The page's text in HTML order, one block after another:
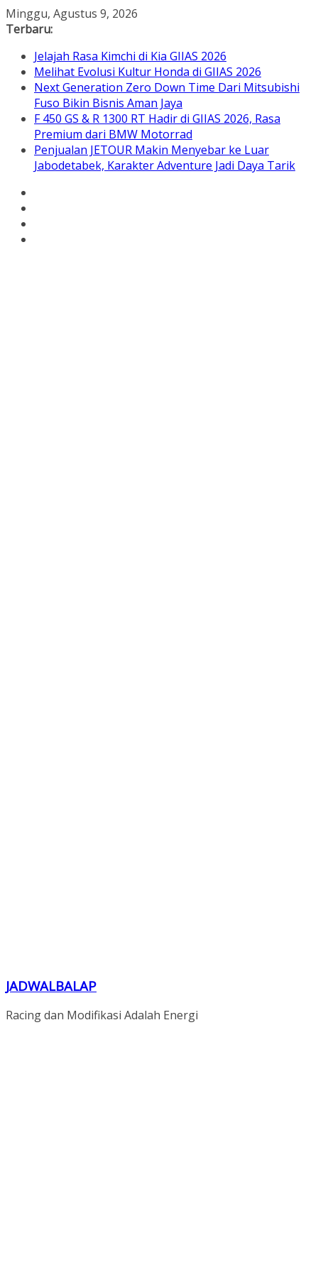
Skip
to
Minggu, Agustus 9, 2026
Terbaru:
Jelajah Rasa Kimchi di Kia GIIAS 2026
Melihat Evolusi Kultur Honda di GIIAS 2026
Next Generation Zero Down Time Dari Mitsubishi
Fuso Bikin Bisnis Aman Jaya
F 450 GS & R 1300 RT Hadir di GIIAS 2026, Rasa
Premium dari BMW Motorrad
Penjualan JETOUR Makin Menyebar ke Luar
Jabodetabek, Karakter Adventure Jadi Daya Tarik
JADWALBALAP
Racing dan Modifikasi Adalah Energi